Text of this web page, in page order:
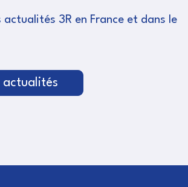
actualités 3R en France et dans le
actualités